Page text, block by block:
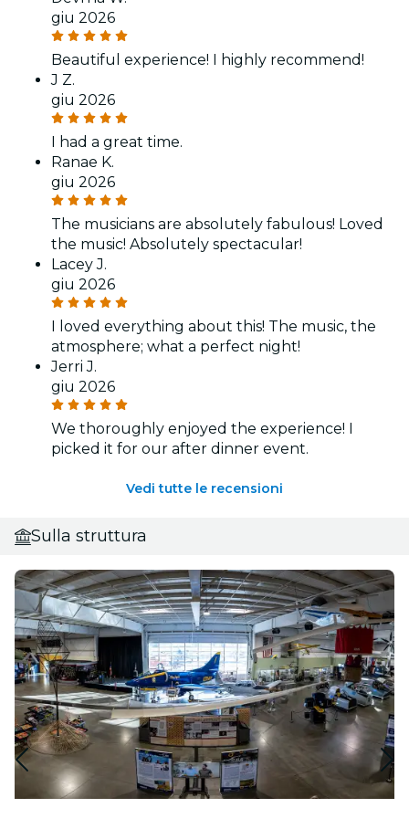
giu 2026
Beautiful experience! I highly recommend!
J Z.
giu 2026
I had a great time.
Ranae K.
giu 2026
The musicians are absolutely fabulous! Loved
the music! Absolutely spectacular!
Lacey J.
giu 2026
I loved everything about this! The music, the
atmosphere; what a perfect night!
Jerri J.
giu 2026
We thoroughly enjoyed the experience! I
picked it for our after dinner event.
Vedi tutte le recensioni
Sulla struttura